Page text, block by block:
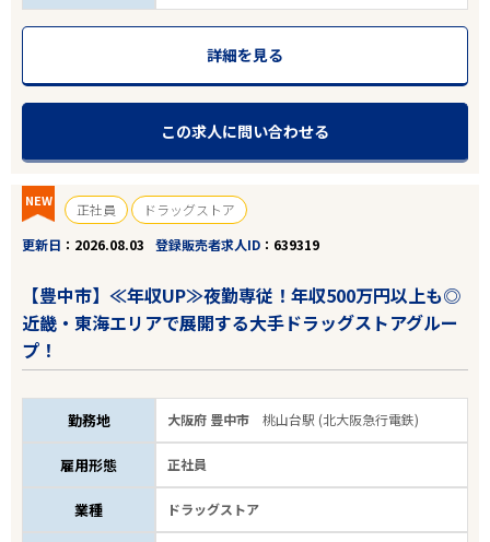
詳細を見る
この求人に問い合わせる
NEW 正社員
ドラッグストア
更新日
2026.08.03 登録販売者求人ID 639319
【豊中市】≪年収UP≫夜勤専従！年収500万円以上も◎
近畿・東海エリアで展開する大手ドラッグストアグルー
プ！
勤務地 大阪府 豊中市桃山台駅 (北大阪急行電鉄)
雇用形態 正社員
業種 ドラッグストア